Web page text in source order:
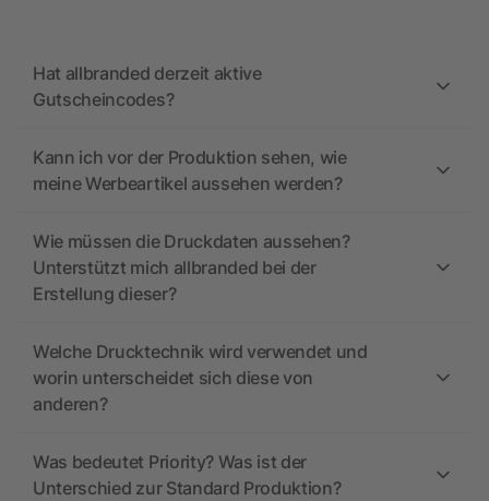
Hat allbranded derzeit aktive
Gutscheincodes?
Kann ich vor der Produktion sehen, wie
meine Werbeartikel aussehen werden?
Wie müssen die Druckdaten aussehen?
Unterstützt mich allbranded bei der
Erstellung dieser?
Welche Drucktechnik wird verwendet und
worin unterscheidet sich diese von
anderen?
Was bedeutet Priority? Was ist der
Unterschied zur Standard Produktion?